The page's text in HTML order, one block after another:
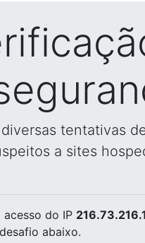
tentativas
a sites
acesso do IP
abaixo.